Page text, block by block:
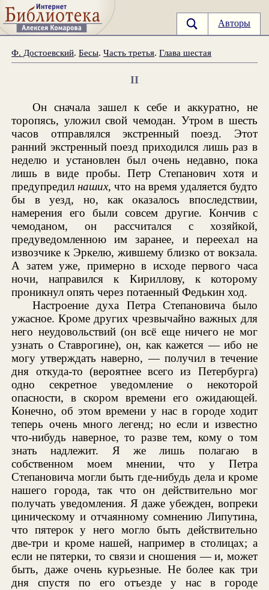
Авторы
Ф. Достоевский.Бесы.Часть третья.Глава шестая
II
Он сначала зашел к себе и аккуратно, не
торопясь, уложил свой чемодан. Утром в шесть
часов отправлялся экстренный поезд. Этот
ранний экстренный поезд приходился лишь раз в
неделю и установлен был очень недавно, пока
лишь в виде пробы. Петр Степанович хотя и
предупредилнаших, что на время удаляется будто
бы в уезд, но, как оказалось впоследствии,
намерения его были совсем другие. Кончив с
чемоданом, он рассчитался с хозяйкой,
предуведомленною им заранее, и переехал на
извозчике к Эркелю, жившему близко от вокзала.
А затем уже, примерно в исходе первого часа
ночи, направился к Кириллову, к которому
проникнул опять через потаенный Федькин ход.
Настроение духа Петра Степановича было
ужасное. Кроме других чрезвычайно важных для
него неудовольствий (он всё еще ничего не мог
узнать о Ставрогине), он, как кажется — ибо не
могу утверждать наверно, — получил в течение
дня откуда-то (вероятнее всего из Петербурга)
одно секретное уведомление о некоторой
опасности, в скором времени его ожидающей.
Конечно, об этом времени у нас в городе ходит
теперь очень много легенд; но если и известно
что-нибудь наверное, то разве тем, кому о том
знать надлежит. Я же лишь полагаю в
собственном моем мнении, что у Петра
Степановича могли быть где-нибудь дела и кроме
нашего города, так что он действительно мог
получать уведомления. Я даже убежден, вопреки
циническому и отчаянному сомнению Липутина,
что пятерок у него могло быть действительно
две-три и кроме нашей, например в столицах; а
если не пятерки, то связи и сношения — и, может
быть, даже очень курьезные. Не более как три
дня спустя по его отъезде у нас в городе